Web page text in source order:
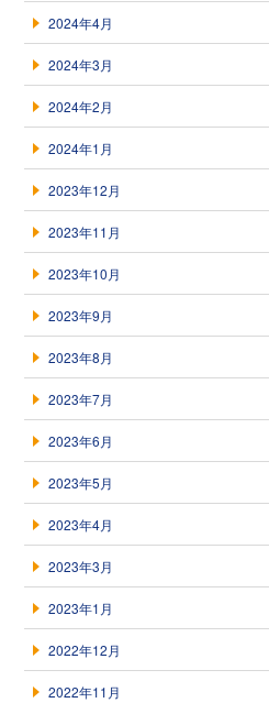
2024年4月
2024年3月
2024年2月
2024年1月
2023年12月
2023年11月
2023年10月
2023年9月
2023年8月
2023年7月
2023年6月
2023年5月
2023年4月
2023年3月
2023年1月
2022年12月
2022年11月